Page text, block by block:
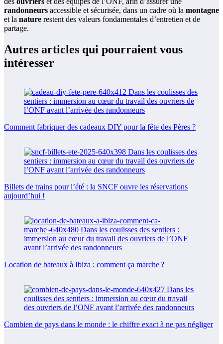
randonneurs accessible et sécurisée, dans un cadre où la montagne
et la nature restent des valeurs fondamentales d’entretien et de
partage.
Autres articles qui pourraient vous
intéresser
Comment fabriquer des cadeaux DIY pour la fête des Pères ?
Billets de trains pour l’été : la SNCF ouvre les réservations
aujourd’hui !
Location de bateaux à Ibiza : comment ça marche ?
Combien de pays dans le monde : le chiffre exact à ne pas négliger